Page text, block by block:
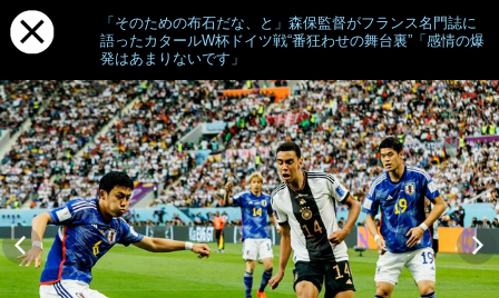
「そのための布石だな、と」森保監督がフランス名門誌に
語ったカタールW杯ドイツ戦“番狂わせの舞台裏”「感情の爆
発はあまりないです」